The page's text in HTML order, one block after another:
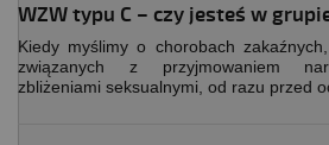
WZW typu C – czy jesteś w
Kiedy myślimy o chorobach
związanych z przyjmowaniem
zbliżeniami seksualnymi, od razu przed